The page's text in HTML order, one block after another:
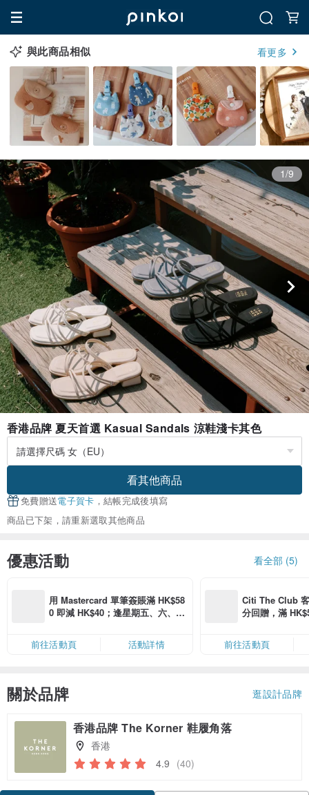
與此商品相似 看更多
1/9
香港品牌 夏天首選 Kasual Sandals 涼鞋淺卡其色
看其他商品
免費贈送電子賀卡 ，結帳完成後填寫
商品已下架，請重新選取其他商品
優惠活動 看全部 (5)
用 Mastercard 單筆簽賬滿 HK$58
0 即減 HK$40；逢星期五、六、日
限，額滿即止，僅限「常用信用
卡」結帳）
前往活動頁 活動詳情
Citi The Club
分回贈，滿
前往活動頁
關於品牌 逛設計品牌
香港品牌 The Korner 鞋履角落
香港
4.9 (40)